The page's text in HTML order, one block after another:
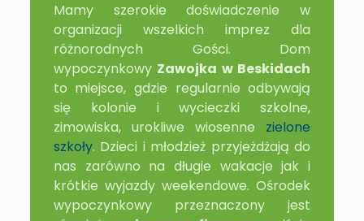
Mamy szerokie doświadczenie w
organizacji wszelkich imprez dla
różnorodnych Gości. Dom
wypoczynkowy Zawojka w Beskidach
to miejsce, gdzie regularnie odbywają
się kolonie i wycieczki szkolne,
zimowiska, urokliwe wiosenne zielone
szkoły. Dzieci i młodzież przyjeżdżają do
nas zarówno na długie wakacje jak i
krótkie wyjazdy weekendowe. Ośrodek
wypoczynkowy przeznaczony jest